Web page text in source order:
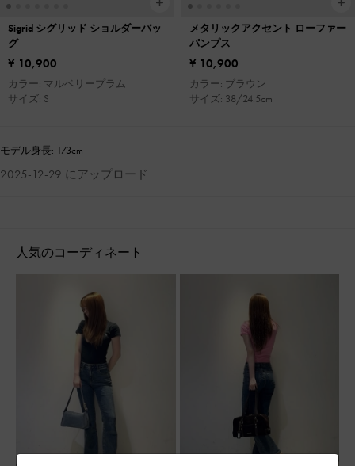
Sigrid シグリッド ショルダーバッ
グ
¥ 10,900
カラー: マルベリープラム
サイズ: S
メタリックアクセント ローファー
パンプス
¥ 10,900
カラー: ブラウン
サイズ: 38/24.5cm
モデル身長: 173cm
2025-12-29 にアップロード
人気のコーディネート